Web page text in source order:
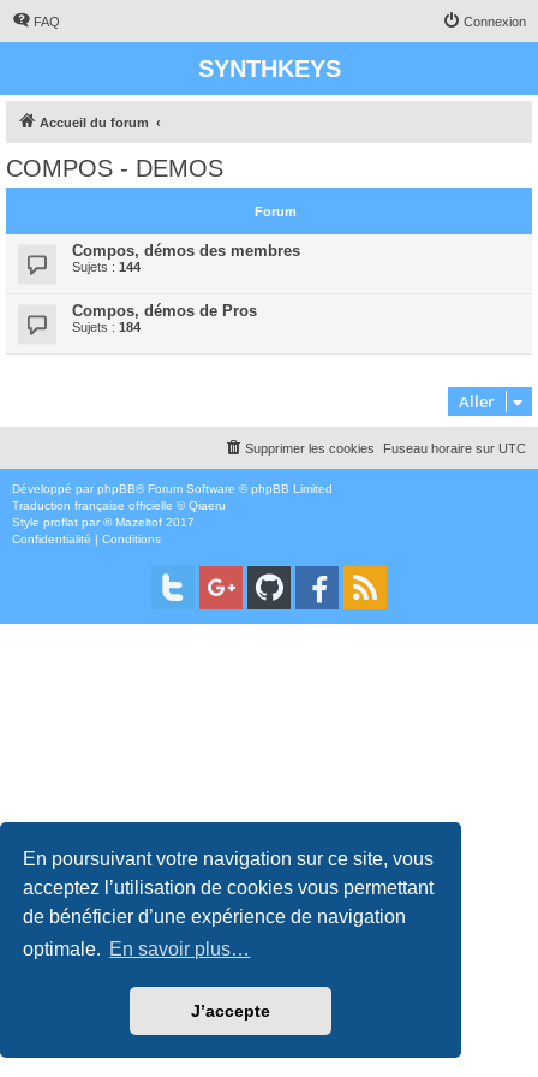
En poursuivant votre navigation sur ce site, vous
acceptez l’utilisation de cookies vous permettant
de bénéficier d’une expérience de navigation
optimale. En savoir plus…
J’accepte
FAQ Connexion
SYNTHKEYS
Accueil du forum
COMPOS - DEMOS
Forum
Compos, démos des membres
Sujets : 144
Compos, démos de Pros
Sujets : 184
Aller
Fuseau horaire sur UTC
Supprimer les cookies
Développé par phpBB® Forum Software © phpBB Limited
Traduction française officielle ©Qiaeru
Style proflat par ©Mazeltof 2017
Confidentialité | Conditions